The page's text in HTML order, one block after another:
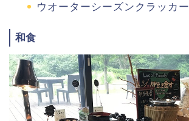
ウオーターシーズンクラッカー
和食